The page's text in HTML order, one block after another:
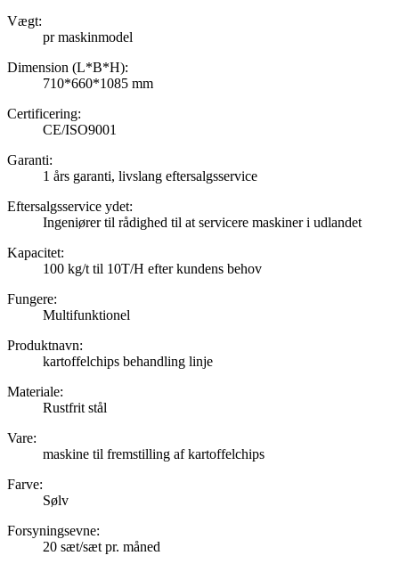
Vægt:
pr maskinmodel
Dimension (L*B*H):
710*660*1085 mm
Certificering:
CE/ISO9001
Garanti:
1 års garanti, livslang eftersalgsservice
Eftersalgsservice ydet:
Ingeniører til rådighed til at servicere maskiner i udlandet
Kapacitet:
100 kg/t til 10T/H efter kundens behov
Fungere:
Multifunktionel
Produktnavn:
kartoffelchips behandling linje
Materiale:
Rustfrit stål
Vare:
maskine til fremstilling af kartoffelchips
Farve:
Sølv
Forsyningsevne:
20 sæt/sæt pr. måned